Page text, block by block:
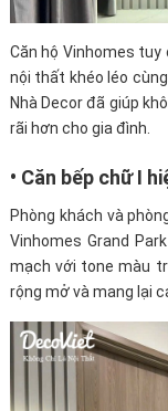
Căn hộ Vinhomes
nội thất khéo léo
Nhà Decor đã giúp
rãi hơn cho gia đình.
• Căn bếp chữ I
Phòng khách và
Vinhomes Grand
mạch với tone màu
rộng mở và mang lại